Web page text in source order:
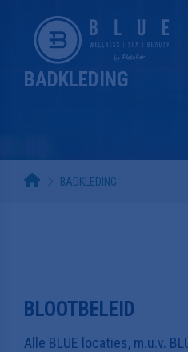
BADKLEDING
BADKLEDING
BLOOTBELEID
Alle BLUE locaties, m.u.v.